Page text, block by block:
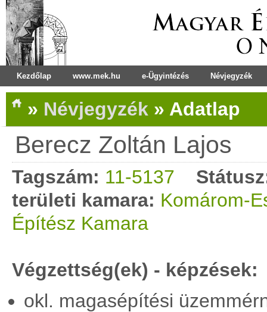
Kezdőlap www.mek.hu e-Ügyintézés Névjegyzék
» Névjegyzék » Adatlap
Berecz Zoltán Lajos
Tagszám: 11-5137
területi kamara: Komárom-
Építész Kamara
Végzettség(ek) - képzések:
okl. magasépítési